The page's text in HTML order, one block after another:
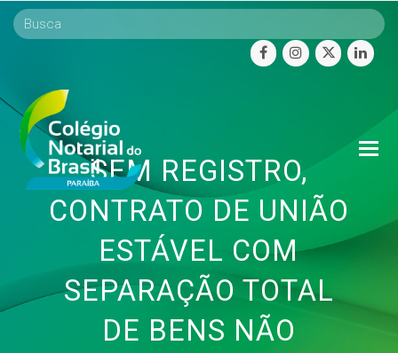
facebookinstagram
twitter
SEM REGISTRO,
CONTRATO DE UNIÃO
ESTÁVEL COM
SEPARAÇÃO TOTAL
DE BENS NÃO